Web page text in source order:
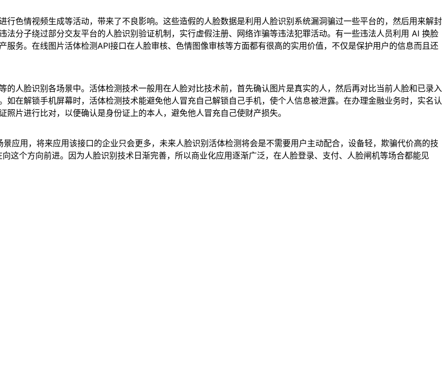
色情视频生成等活动，带来了不良影响。这些造假的人脸数据是利用人脸识别系统漏洞骗过一些平台的，然后用来解封
分子绕过部分交友平台的人脸识别验证机制，实行虚假注册、网络诈骗等违法犯罪活动。有一些违法人员利用 AI 换脸
务。在线图片活体检测API接口在人脸审核、色情图像审核等方面都有很高的实用价值，不仅是保护用户的信息而且还
人脸识别各场景中。活体检测技术一般用在人脸对比技术前，首先确认图片是真实的人，然后再对比当前人脸和已录入
在解锁手机屏幕时，活体检测技术能避免他人冒充自己解锁自己手机，使个人信息被泄露。在办理金融业务时，实名认
片进行比对，以便确认是身份证上的本人，避免他人冒充自己使财产损失。
应用，将来应用该接口的企业只会更多，未来人脸识别活体检测将会是不需要用户主动配合，设备轻，欺骗代价高的技
这个方向前进。因为人脸识别技术日渐完善，所以商业化应用逐渐广泛，在人脸登录、支付、人脸闸机等场合都能见